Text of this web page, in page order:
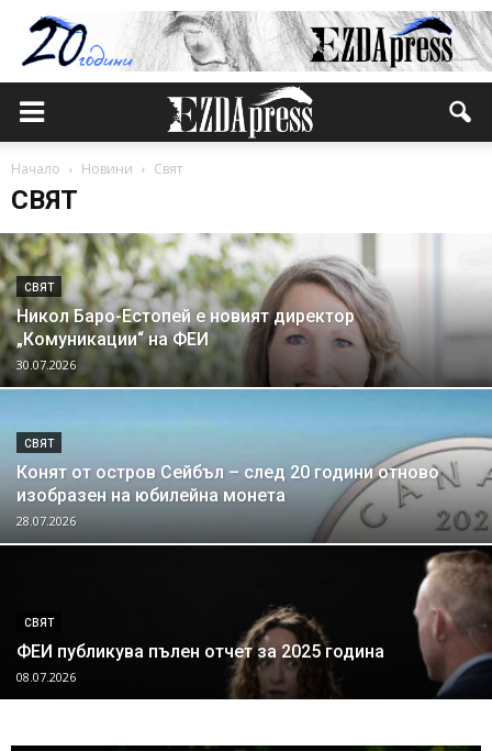
Начало Новини Свят
СВЯТ
СВЯТ
Никол Баро-Естопей е новият директор
„Комуникации“ на ФЕИ
30.07.2026
СВЯТ
Конят от остров Сейбъл – след 20 години отново
изобразен на юбилейна монета
28.07.2026
СВЯТ
ФЕИ публикува пълен отчет за 2025 година
08.07.2026